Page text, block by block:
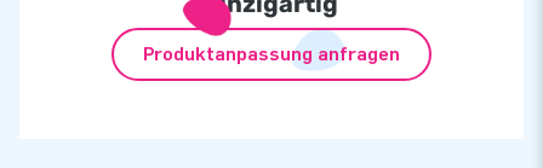
Produktanpassung anfragen